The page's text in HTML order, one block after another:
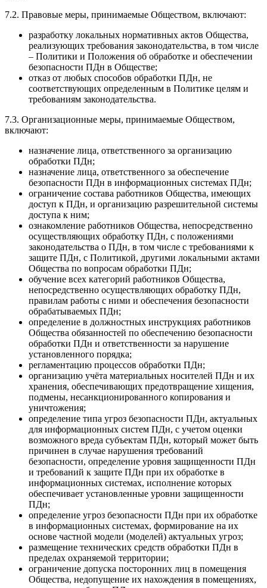
7.2. Правовые меры, принимаемые Обществом, включают:
разработку локальных нормативных актов Общества,
реализующих требования законодательства, в том числе
– Политики и Положения об обработке и обеспечении
безопасности ПДн в Обществе;
отказ от любых способов обработки ПДн, не
соответствующих определенным в Политике целям и
требованиям законодательства.
7.3. Организационные меры, принимаемые Обществом,
включают:
назначение лица, ответственного за организацию
обработки ПДн;
назначение лица, ответственного за обеспечение
безопасности ПДн в информационных системах ПДн;
ограничение состава работников Общества, имеющих
доступ к ПДн, и организацию разрешительной системы
доступа к ним;
ознакомление работников Общества, непосредственно
осуществляющих обработку ПДн, с положениями
законодательства о ПДн, в том числе с требованиями к
защите ПДн, с Политикой, другими локальными актами
Общества по вопросам обработки ПДн;
обучение всех категорий работников Общества,
непосредственно осуществляющих обработку ПДн,
правилам работы с ними и обеспечения безопасности
обрабатываемых ПДн;
определение в должностных инструкциях работников
Общества обязанностей по обеспечению безопасности
обработки ПДн и ответственности за нарушение
установленного порядка;
регламентацию процессов обработки ПДн;
организацию учёта материальных носителей ПДн и их
хранения, обеспечивающих предотвращение хищения,
подмены, несанкционированного копирования и
уничтожения;
определение типа угроз безопасности ПДн, актуальных
для информационных систем ПДн, с учетом оценки
возможного вреда субъектам ПДн, который может быть
причинен в случае нарушения требований
безопасности, определение уровня защищенности ПДн
и требований к защите ПДн при их обработке в
информационных системах, исполнение которых
обеспечивает установленные уровни защищенности
ПДн;
определение угроз безопасности ПДн при их обработке
в информационных системах, формирование на их
основе частной модели (моделей) актуальных угроз;
размещение технических средств обработки ПДн в
пределах охраняемой территории;
ограничение допуска посторонних лиц в помещения
Общества, недопущение их нахождения в помещениях,